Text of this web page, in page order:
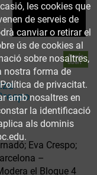
Accés
obert
Eva Crespo;
–
el Bloque 4
les cookies que
de serveis de
canviar o retirar el
ús de cookies al
sobre nosaltres,
nostra forma de
de privacitat.
amb nosaltres en
la identificació
als dominis